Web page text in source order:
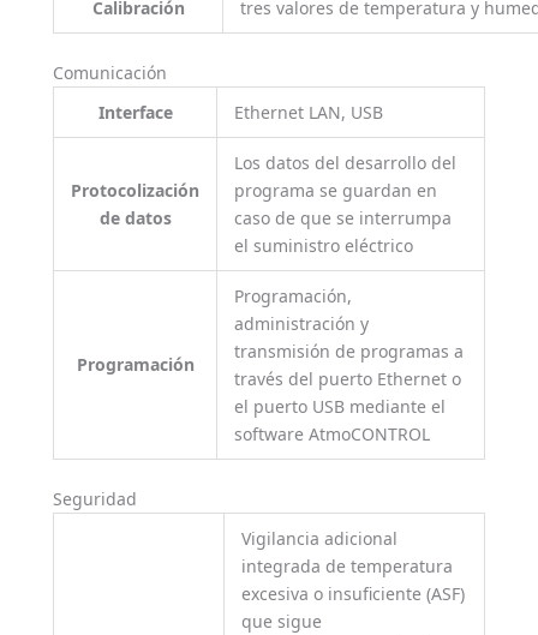
Calibración tres valores de temperatura y
Comunicación
Interface
Ethernet LAN, USB
Protocolización
de datos
Los datos del desarrollo del
programa se guardan en
caso de que se interrumpa
el suministro eléctrico
Programación
Programación,
administración y
transmisión de programas a
través del puerto Ethernet o
el puerto USB mediante el
software AtmoCONTROL
Seguridad
Vigilancia adicional
integrada de temperatura
excesiva o insuficiente (ASF)
que sigue